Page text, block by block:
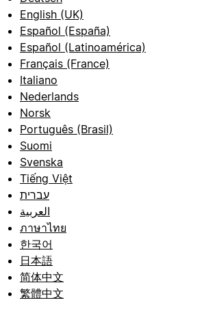
English (UK)
Español (España)
Español (Latinoamérica)
Français (France)
Italiano
Nederlands
Norsk
Português (Brasil)
Suomi
Svenska
Tiếng Việt
עברית
العربية
ภาษาไทย
한국어
日本語
简体中文
繁體中文